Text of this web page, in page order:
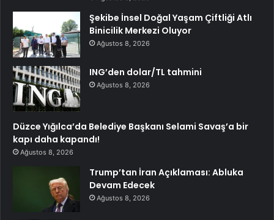
Şekibe İnsel Doğal Yaşam Çiftliği Atlı
Binicilik Merkezi Oluyor
Ağustos 8, 2026
ING’den dolar/TL tahmini
Ağustos 8, 2026
Düzce Yığılca’da Belediye Başkanı Selami Savaş’a bir
kapı daha kapandı!
Ağustos 8, 2026
Trump’tan İran Açıklaması: Abluka
Devam Edecek
Ağustos 8, 2026